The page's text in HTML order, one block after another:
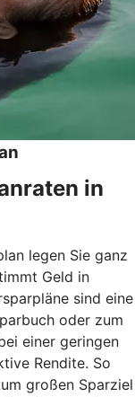
in
legen Sie ganz
Geld in
sind eine
oder zum
einer geringen
Rendite. So
großen Sparziel